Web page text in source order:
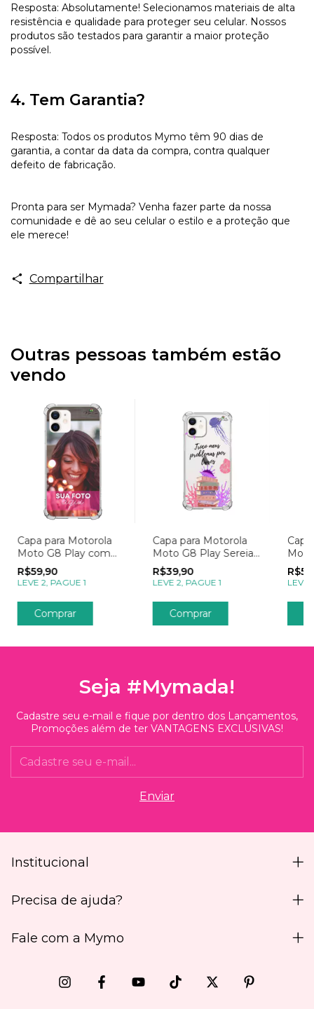
Resposta: Absolutamente! Selecionamos materiais de alta
resistência e qualidade para proteger seu celular. Nossos
produtos são testados para garantir a maior proteção
possível.
4. Tem Garantia?
Resposta: Todos os produtos Mymo têm 90 dias de
garantia, a contar da data da compra, contra qualquer
defeito de fabricação.
Pronta para ser Mymada? Venha fazer parte da nossa
comunidade e dê ao seu celular o estilo e a proteção que
ele merece!
Compartilhar
Outras pessoas também estão
vendo
Capa para Motorola
Moto G8 Play com
Foto Momentos Sua
Foto
R$59,90
LEVE 2, PAGUE 1
Comprar
Capa para Motorola
Moto G8 Play Sereias
Troco Problemas por
Livros
R$39,90
LEVE 2, PAGUE 1
Comprar
Foto
LEVE
Seja #Mymada!
Cadastre seu e-mail e fique por dentro dos Lançamentos,
Promoções além de ter VANTAGENS EXCLUSIVAS!
Institucional
Precisa de ajuda?
Fale com a Mymo